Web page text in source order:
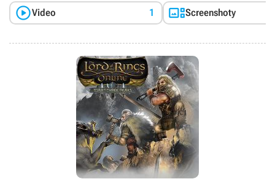
Video 1 Screenshoty